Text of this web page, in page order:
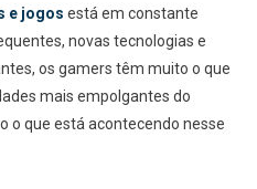
e jogos está em constante
novas tecnologias e
os gamers têm muito o que
mais empolgantes do
o que está acontecendo nesse